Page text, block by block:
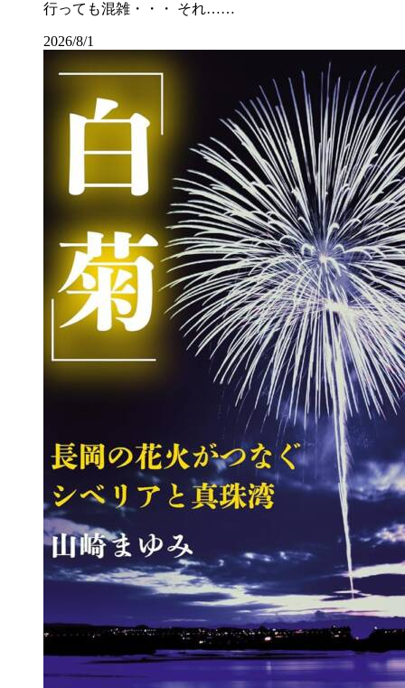
行っても混雑・・・ それ……
2026/8/1